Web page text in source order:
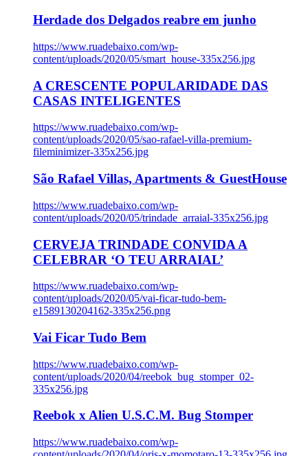
Herdade dos Delgados reabre em junho
https://www.ruadebaixo.com/wp-
content/uploads/2020/05/smart_house-335x256.jpg
A CRESCENTE POPULARIDADE DAS
CASAS INTELIGENTES
https://www.ruadebaixo.com/wp-
content/uploads/2020/05/sao-rafael-villa-premium-
fileminimizer-335x256.jpg
São Rafael Villas, Apartments & GuestHouse
https://www.ruadebaixo.com/wp-
content/uploads/2020/05/trindade_arraial-335x256.jpg
CERVEJA TRINDADE CONVIDA A
CELEBRAR ‘O TEU ARRAIAL’
https://www.ruadebaixo.com/wp-
content/uploads/2020/05/vai-ficar-tudo-bem-
e1589130204162-335x256.png
Vai Ficar Tudo Bem
https://www.ruadebaixo.com/wp-
content/uploads/2020/04/reebok_bug_stomper_02-
335x256.jpg
Reebok x Alien U.S.C.M. Bug Stomper
https://www.ruadebaixo.com/wp-